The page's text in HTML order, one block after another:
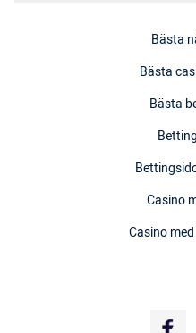
Bästa
Bästa
Bästa
Casino
Casino